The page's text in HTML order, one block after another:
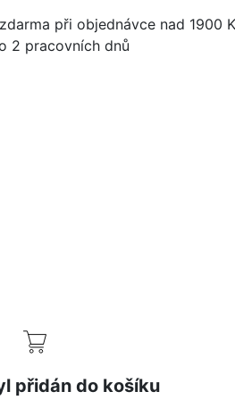
při objednávce nad 1900
2 pracovních dnů
přidán do košíku